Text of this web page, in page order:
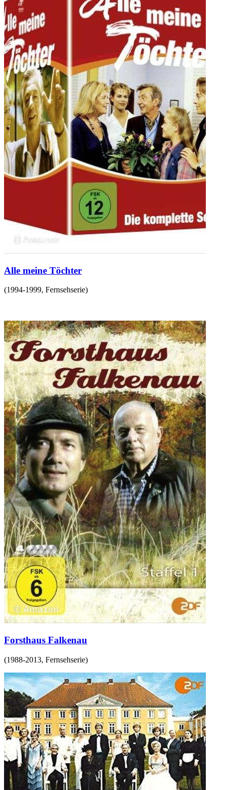
Alle meine Töchter
(1994-1999, Fernsehserie)
Forsthaus Falkenau
(1988-2013, Fernsehserie)